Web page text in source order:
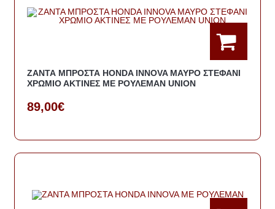
ΖΑΝΤΑ ΜΠΡΟΣΤΑ HONDA INNOVA ΜΑΥΡΟ ΣΤΕΦΑΝΙ
ΧΡΩΜΙΟ ΑΚΤΙΝΕΣ ΜΕ ΡΟΥΛΕΜΑΝ UNION
89,00€